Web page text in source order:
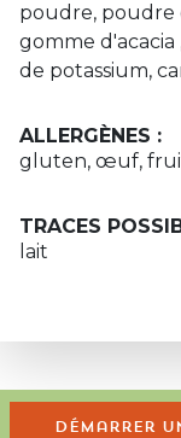
poudre, poudre
gomme d'acacia
de potassium,
ALLERGÈNES :
gluten, œuf,
TRACES
lait
Démarrer